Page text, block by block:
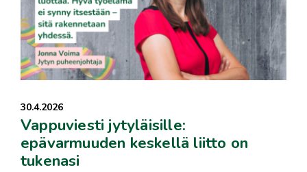
30.4.2026
Vappuviesti jytyläisille:
epävarmuuden keskellä liitto on
tukenasi